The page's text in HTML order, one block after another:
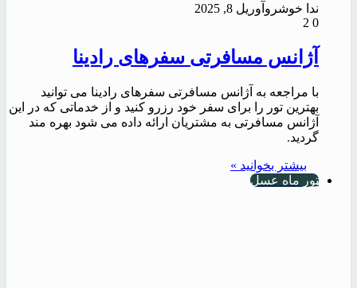
ندا خوشرو آوریل 8, 2025
0
آژانس مسافرتی سفرهای رادینا
با مراجعه به آژانس مسافرتی سفرهای رادینا می توانید
بهترین تور را برای سفر خود رزرو کنید و از خدماتی که در این
آژانس مسافرتی به مشتریان ارائه داده می شود بهره مند
گردید.
بیشتر بخوانید »
تور ماه عسل